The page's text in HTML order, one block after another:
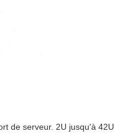
de serveur. 2U jusqu'à 42U.